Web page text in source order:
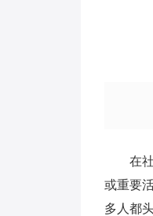
在
或重要
多人都